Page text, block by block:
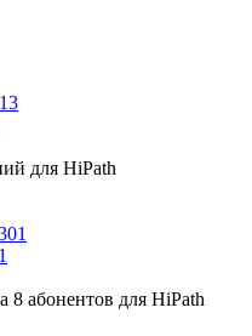
для HiPath
абонентов для HiPath